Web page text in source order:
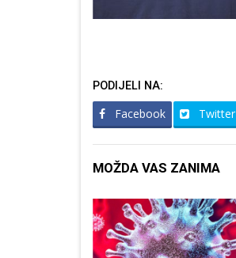
PODIJELI NA:
Facebook Twitter
MOŽDA VAS ZANIMA